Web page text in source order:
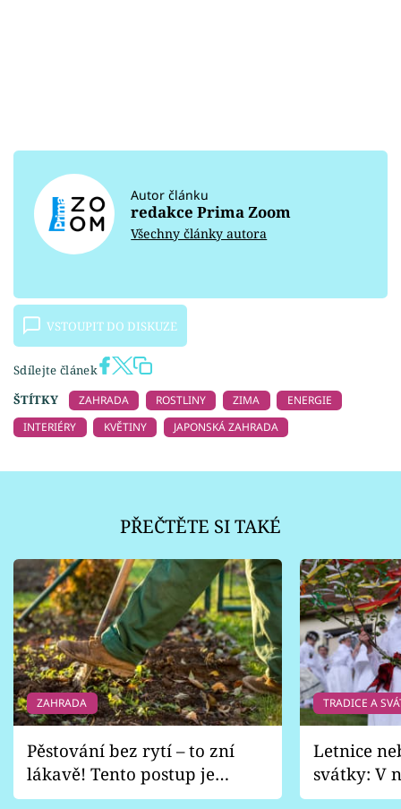
Autor článku
redakce Prima Zoom
Všechny články autora
VSTOUPIT DO DISKUZE
Sdílejte článek
ŠTÍTKY
ZAHRADA ROSTLINY ZIMA
ENERGIE
INTERIÉRY
KVĚTINY JAPONSKÁ ZAHRADA
PŘEČTĚTE SI TAKÉ
ZAHRADA
Pěstování bez rytí – to zní
lákavě! Tento postup je
vhodný jen pro některé
TRADICE A
Letnice
svátky: V
pondělí